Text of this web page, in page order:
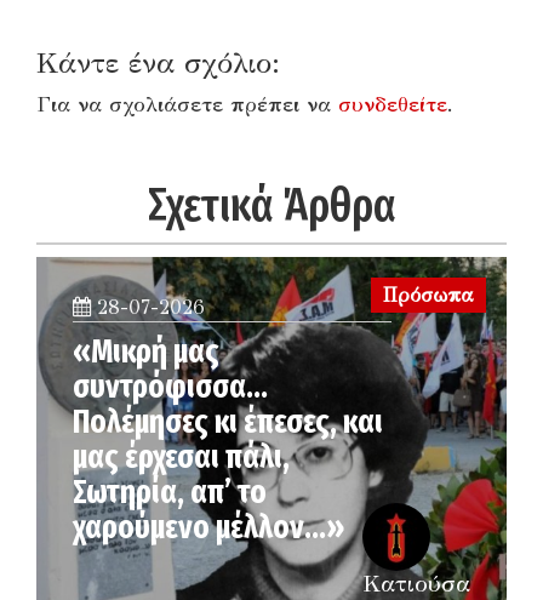
Κάντε ένα σχόλιο:
Για να σχολιάσετε πρέπει να συνδεθείτε.
Σχετικά Άρθρα
Πρόσωπα
28-07-2026
«Μικρή μας
συντρόφισσα…
Πολέμησες κι έπεσες, και
μας έρχεσαι πάλι,
Σωτηρία, απ’ το
χαρούμενο μέλλον…»
Κατιούσα